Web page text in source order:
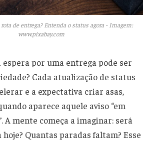
de entrega? Entenda o status agora - Imagem:
www.pixabay.com
espera por uma entrega pode ser
Cada atualização de status
e a expectativa criar asas,
aparece aquele aviso “em
A mente começa a imaginar: será
hoje? Quantas paradas faltam? Esse